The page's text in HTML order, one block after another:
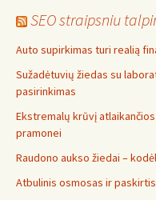
SEO straipsniu
Auto supirkimas turi realią
Sužadėtuvių žiedas su
pasirinkimas
Ekstremalų krūvį
pramonei
Raudono aukso žiedai –
Atbulinis osmosas ir